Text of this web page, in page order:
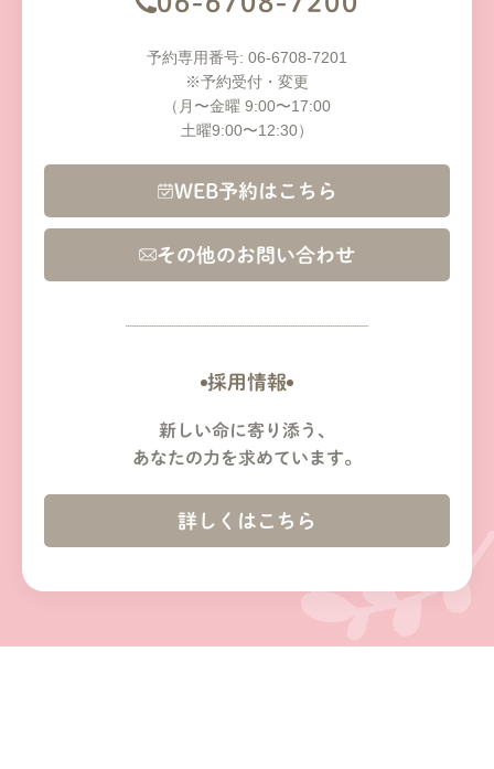
予約専用番号: 06-6708-7201
※予約受付・変更
（月〜金曜 9:00〜17:00
土曜9:00〜12:30）
WEB予約はこちら
その他のお問い合わせ
採用情報
新しい命に寄り添う、
あなたの力を求めています。
詳しくはこちら